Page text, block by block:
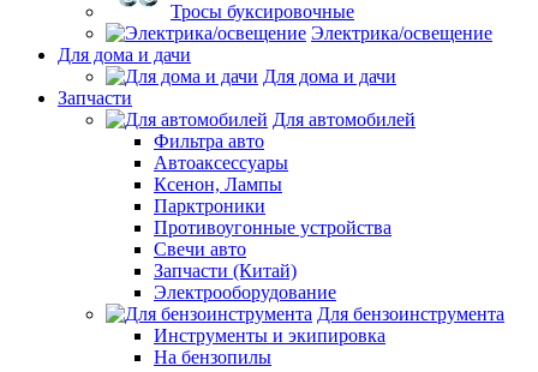
Тросы буксировочные
Электрика/освещение
Для дома и дачи
Для дома и дачи
Запчасти
Для автомобилей
Фильтра авто
Автоаксессуары
Ксенон, Лампы
Парктроники
Противоугонные устройства
Свечи авто
Запчасти (Китай)
Электрооборудование
Для бензоинструмента
Инструменты и экипировка
На бензопилы